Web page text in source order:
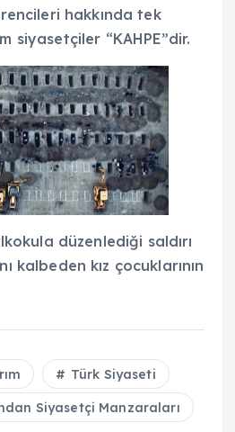
hakkında tek
siyasetçiler “KAHPE”dir.
düzenlediği saldırı
kalbeden kız çocuklarının
Türk Siyaseti
Siyasetçi Manzaraları